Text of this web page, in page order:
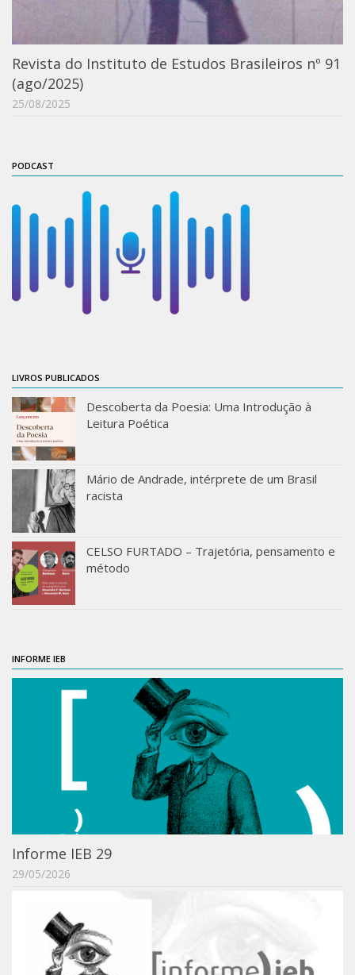
English
Collection
History
IEB Visual Arts Collection
Journal [RIEB]
CRINT
Graduate Program
Post-doc / Researchers
Revista do Instituto de Estudos Brasileiros nº 91
(ago/2025)
25/08/2025
PODCAST
LIVROS PUBLICADOS
Descoberta da Poesia: Uma Introdução à
Leitura Poética
Mário de Andrade, intérprete de um Brasil
racista
CELSO FURTADO – Trajetória, pensamento e
método
INFORME IEB
Informe IEB 29
29/05/2026